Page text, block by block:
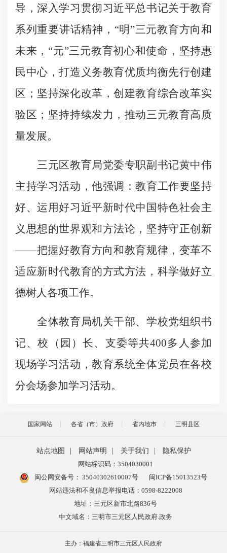
导，深入学习贯彻习近平总书记关于教育
系列重要讲话精神，“明”三元教育方向和
未来，“元”三元教育初心和使命，坚持惠
民中心，打造义务教育优质均衡先行创建
区；坚持深化改革，创建教育综合改革实
验区；坚持持续发力，推动三元教育高质
量发展。
三元区教育局党委专职副书记黄中伟
主持学习活动，他强调：教育工作要坚持
好、运用好习近平新时代中国特色社会主
义思想的世界观和方法论，坚持守正创新
——把握好教育方向和教育规律，变革不
适应新时代教育的方式方法，科学做好立
德树人各项工作。
全体教育局机关干部、学校党组织书
记、校（园）长、支委等共400多人参加
现场学习活动，教育系统全体党员在各校
分会场参加学习活动。
国家网站 各省（市）政府 省内地市 三明县区
站点地图 | 网站声明 | 关于我们 |
隐私保护
网站标识码：3504030001
闽公网安备号： 35040302610007号
闽ICP备15013523号
网站违法和不良信息举报电话：0598-8222008
地址：三元区新市北路836号
中文域名：三明市三元区人民政府.政务
主办：福建省三明市三元区人民政府